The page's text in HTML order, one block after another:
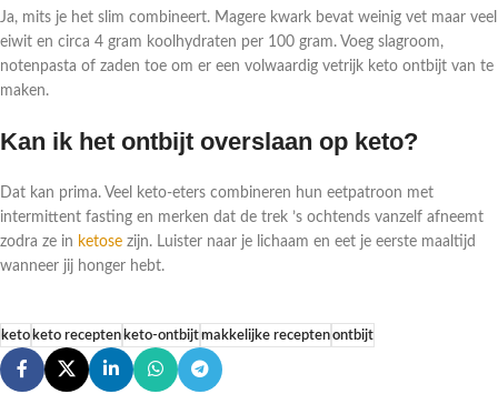
Ja, mits je het slim combineert. Magere kwark bevat weinig vet maar veel
eiwit en circa 4 gram koolhydraten per 100 gram. Voeg slagroom,
notenpasta of zaden toe om er een volwaardig vetrijk keto ontbijt van te
maken.
Kan ik het ontbijt overslaan op keto?
Dat kan prima. Veel keto-eters combineren hun eetpatroon met
intermittent fasting en merken dat de trek ’s ochtends vanzelf afneemt
zodra ze in ketose zijn. Luister naar je lichaam en eet je eerste maaltijd
wanneer jij honger hebt.
ketoketo receptenketo-ontbijtmakkelijke receptenontbijt